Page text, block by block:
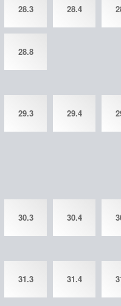
28.3 28.4
28.8
29.3 29.4
30.3 30.4
31.3 31.4